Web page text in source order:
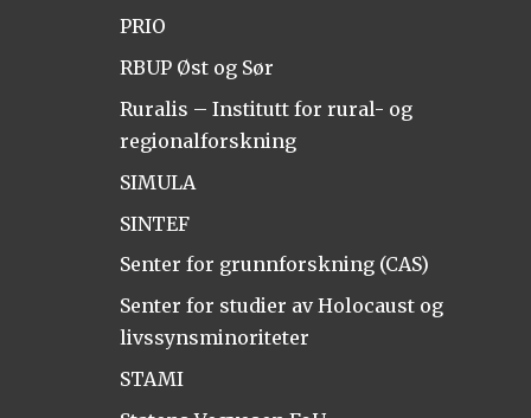
PRIO
RBUP Øst og Sør
Ruralis – Institutt for rural- og
regionalforskning
SIMULA
SINTEF
Senter for grunnforskning (CAS)
Senter for studier av Holocaust og
livssynsminoriteter
STAMI